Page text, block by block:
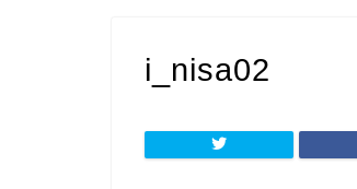
i_nisa02